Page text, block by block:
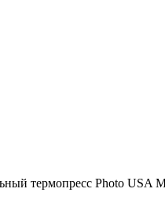
термопресс Photo USA